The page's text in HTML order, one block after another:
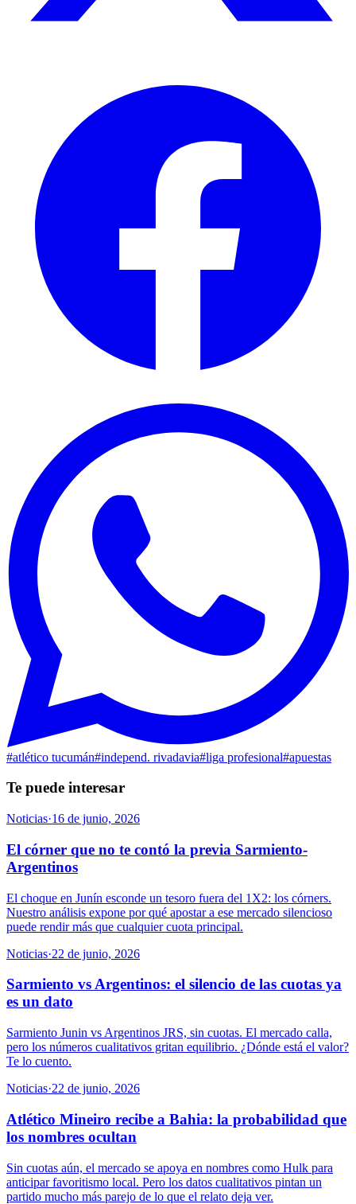
#atlético tucumán#independ. rivadavia#liga profesional#apuestas
Te puede interesar
Noticias·16 de junio, 2026
El córner que no te contó la previa Sarmiento-
Argentinos
El choque en Junín esconde un tesoro fuera del 1X2: los córners.
Nuestro análisis expone por qué apostar a ese mercado silencioso
puede rendir más que cualquier cuota principal.
Noticias·22 de junio, 2026
Sarmiento vs Argentinos: el silencio de las cuotas ya
es un dato
Sarmiento Junin vs Argentinos JRS, sin cuotas. El mercado calla,
pero los números cualitativos gritan equilibrio. ¿Dónde está el valor?
Te lo cuento.
Noticias·22 de junio, 2026
Atlético Mineiro recibe a Bahia: la probabilidad que
los nombres ocultan
Sin cuotas aún, el mercado se apoya en nombres como Hulk para
anticipar favoritismo local. Pero los datos cualitativos pintan un
partido mucho más parejo de lo que el relato deja ver.